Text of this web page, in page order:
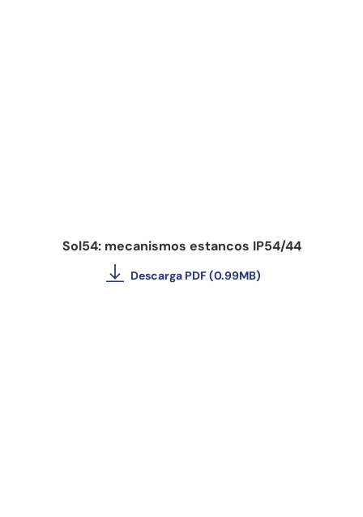
Sol54: mecanismos estancos IP54/44
Descarga PDF (0.99MB)